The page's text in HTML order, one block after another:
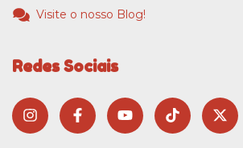
Visite o nosso Blog!
Redes Sociais